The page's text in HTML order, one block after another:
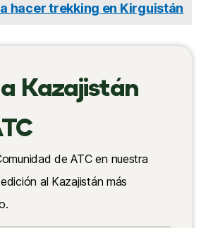
hacer trekking en Kirguistán
Kazajistán
de ATC en nuestra
al Kazajistán más